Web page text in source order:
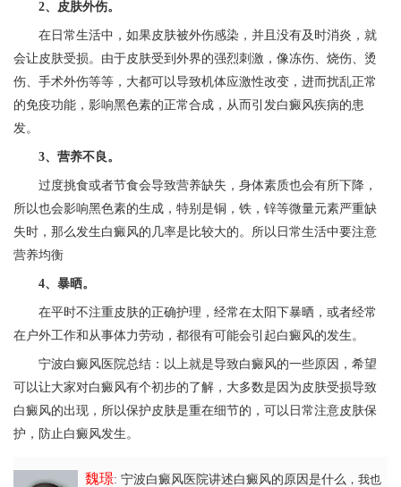
2、皮肤外伤。
在日常生活中，如果皮肤被外伤感染，并且没有及时消炎，就
会让皮肤受损。由于皮肤受到外界的强烈刺激，像冻伤、烧伤、烫
伤、手术外伤等等，大都可以导致机体应激性改变，进而扰乱正常
的免疫功能，影响黑色素的正常合成，从而引发白癜风疾病的患
发。
3、营养不良。
过度挑食或者节食会导致营养缺失，身体素质也会有所下降，
所以也会影响黑色素的生成，特别是铜，铁，锌等微量元素严重缺
失时，那么发生白癜风的几率是比较大的。所以日常生活中要注意
营养均衡
4、暴晒。
在平时不注重皮肤的正确护理，经常在太阳下暴晒，或者经常
在户外工作和从事体力劳动，都很有可能会引起白癜风的发生。
宁波白癜风医院总结：以上就是导致白癜风的一些原因，希望
可以让大家对白癜风有个初步的了解，大多数是因为皮肤受损导致
白癜风的出现，所以保护皮肤是重在细节的，可以日常注意皮肤保
护，防止白癜风发生。
魏璟: 宁波白癜风医院讲述白癜风的原因是什么 ，我也